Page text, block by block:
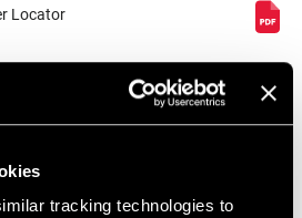
tracking technologies to
5mm
Locator